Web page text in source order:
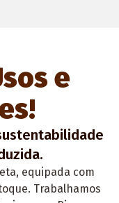
e
equipada com
Trabalhamos